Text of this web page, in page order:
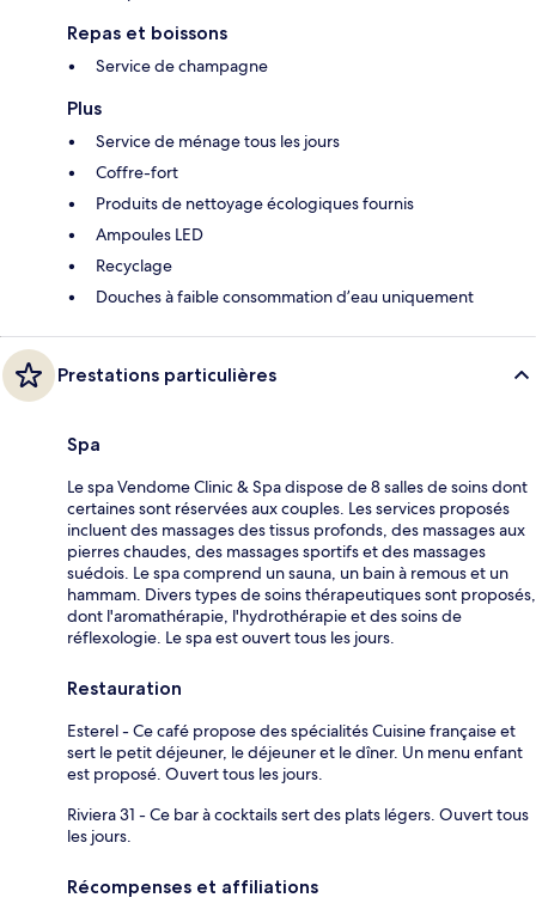
Repas et boissons
Service de champagne
Plus
Service de ménage tous les jours
Coffre-fort
Produits de nettoyage écologiques fournis
Ampoules LED
Recyclage
Douches à faible consommation d’eau uniquement
Prestations particulières
Spa
Le spa Vendome Clinic & Spa dispose de 8 salles de soins dont
certaines sont réservées aux couples. Les services proposés
incluent des massages des tissus profonds, des massages aux
pierres chaudes, des massages sportifs et des massages
suédois. Le spa comprend un sauna, un bain à remous et un
hammam. Divers types de soins thérapeutiques sont proposés,
dont l'aromathérapie, l'hydrothérapie et des soins de
réflexologie. Le spa est ouvert tous les jours.
Restauration
Esterel - Ce café propose des spécialités Cuisine française et
sert le petit déjeuner, le déjeuner et le dîner. Un menu enfant
est proposé. Ouvert tous les jours.
Riviera 31 - Ce bar à cocktails sert des plats légers. Ouvert tous
les jours.
Récompenses et affiliations